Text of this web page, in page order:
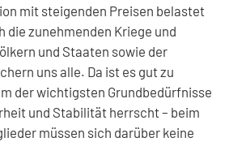
mit steigenden Preisen belastet
die zunehmenden Kriege und
und Staaten sowie der
uns alle. Da ist es gut zu
der wichtigsten Grundbedürfnisse
und Stabilität herrscht – beim
müssen sich darüber keine